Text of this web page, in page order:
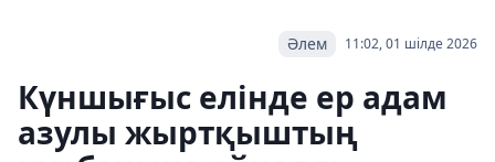
11:02, 01 шілде 2026
Әлем
Күншығыс елінде ер адам
азулы жыртқыштың